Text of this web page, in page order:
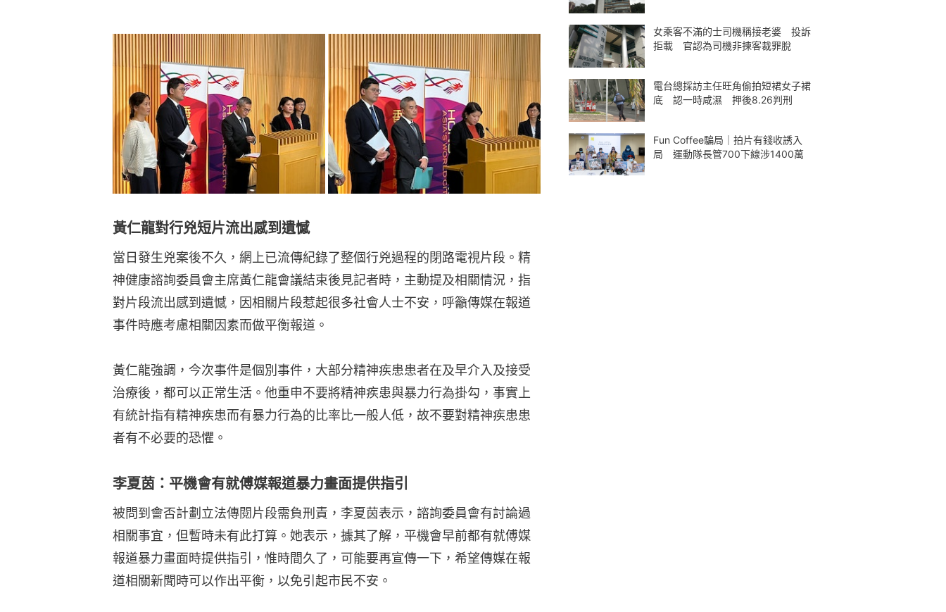
黃仁龍對行兇短片流出感到遺憾
當日發生兇案後不久，網上已流傳紀錄了整個行兇過程的閉路電視片段。精
神健康諮詢委員會主席黃仁龍會議結束後見記者時，主動提及相關情況，指
對片段流出感到遺憾，因相關片段惹起很多社會人士不安，呼籲傳媒在報道
事件時應考慮相關因素而做平衡報道。
黃仁龍強調，今次事件是個別事件，大部分精神疾患患者在及早介入及接受
治療後，都可以正常生活。他重申不要將精神疾患與暴力行為掛勾，事實上
有統計指有精神疾患而有暴力行為的比率比一般人低，故不要對精神疾患患
者有不必要的恐懼。
李夏茵：平機會有就傅媒報道暴力畫面提供指引
被問到會否計劃立法傳閱片段需負刑責，李夏茵表示，諮詢委員會有討論過
相關事宜，但暫時未有此打算。她表示，據其了解，平機會早前都有就傅媒
報道暴力畫面時提供指引，惟時間久了，可能要再宣傳一下，希望傳媒在報
道相關新聞時可以作出平衡，以免引起市民不安。
女乘客不滿的士司機稱接老婆 投訴
拒載 官認為司機非揀客裁罪脫
電台總採訪主任旺角偷拍短裙女子裙
底 認一時咸濕 押後8.26判刑
Fun Coffee騙局｜拍片有錢收誘入
局 運動隊長管700下線涉1400萬